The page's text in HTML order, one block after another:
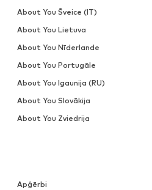
Apģērbi
About You Šveice (IT)
About You Lietuva
About You Nīderlande
About You Portugāle
About You Igaunija (RU)
About You Slovākija
About You Zviedrija